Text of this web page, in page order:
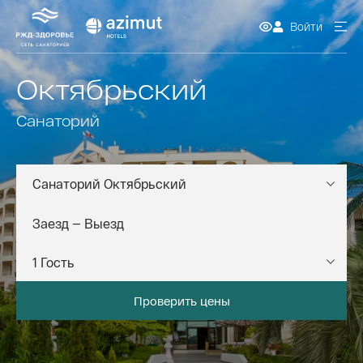
Войти
Санаторий Октябрьский
Проверить цены
Октябрьский
Санаторий